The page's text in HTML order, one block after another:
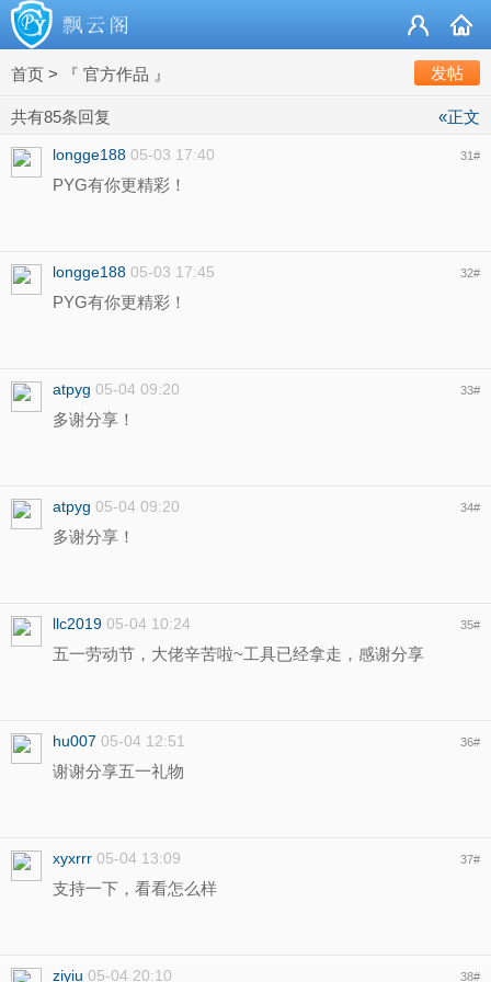
首页 > 『 官方作品 』 发帖
«正文
共有85条回复
longge188 05-03 17:40 31#
PYG有你更精彩！
longge188 05-03 17:45 32#
PYG有你更精彩！
atpyg 05-04 09:20 33#
多谢分享！
atpyg 05-04 09:20 34#
多谢分享！
llc2019 05-04 10:24 35#
五一劳动节，大佬辛苦啦~工具已经拿走，感谢分享
hu007 05-04 12:51 36#
谢谢分享五一礼物
xyxrrr 05-04 13:09 37#
支持一下，看看怎么样
ziyiu 05-04 20:10 38#